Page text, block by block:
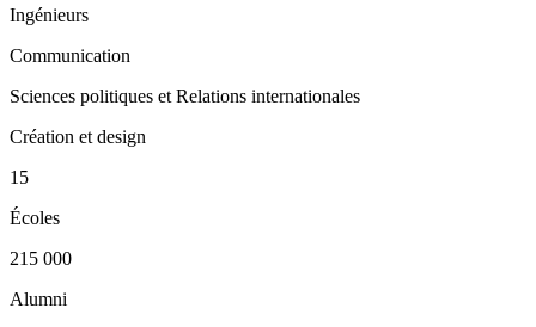
Ingénieurs
Communication
Sciences politiques et Relations internationales
Création et design
15
Écoles
215 000
Alumni